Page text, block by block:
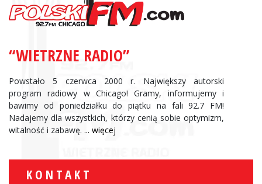
“WIETRZNE RADIO”
Powstało 5 czerwca 2000 r. Największy autorski
program radiowy w Chicago! Gramy, informujemy i
bawimy od poniedziałku do piątku na fali 92.7 FM!
Nadajemy dla wszystkich, którzy cenią sobie optymizm,
witalność i zabawę. ... więcej
KONTAKT